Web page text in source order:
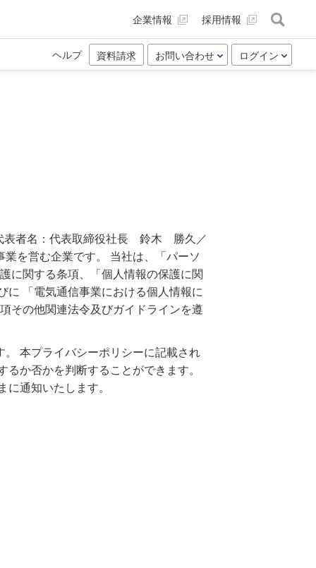
企業情報 採用情報
ヘルプ 資料請求 お問い合わせ ログイン
表者名：代表取締役社長 鈴木 勝久／
を営む企業です。 当社は、「パーソ
に関する条項、「個人情報の保護に関
に 「電気通信事業における個人情報に
その他関連法令及びガイドラインを遵
本プライバシーポリシーに記載され
か否かを判断することができます。
通知いたします。